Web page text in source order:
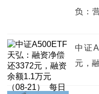
负：
中证
元，